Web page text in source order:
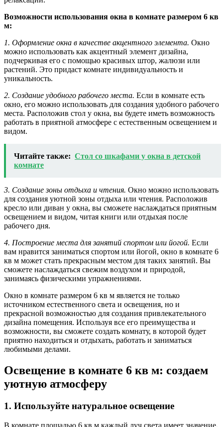
Возможности использования окна в комнате размером 6 кв
м:
1. Оформление окна в качестве акцентного элемента. Окно
можно использовать как акцентный элемент дизайна,
подчеркивая его с помощью красивых штор, жалюзи или
растений. Это придаст комнате индивидуальность и
уникальность.
2. Создание удобного рабочего места. Если в комнате есть
окно, его можно использовать для создания удобного рабочего
места. Расположив стол у окна, вы будете иметь возможность
работать в приятной атмосфере с естественным освещением и
видом.
Читайте также: Стол со шкафами у окна в детской
комнате
3. Создание зоны отдыха и чтения. Окно можно использовать
для создания уютной зоны отдыха или чтения. Расположив
кресло или диван у окна, вы сможете наслаждаться приятным
освещением и видом, читая книги или отдыхая после
рабочего дня.
4. Построение места для занятий спортом или йогой. Если
вам нравится заниматься спортом или йогой, окно в комнате 6
кв м может стать прекрасным местом для таких занятий. Вы
сможете наслаждаться свежим воздухом и природой,
занимаясь физическими упражнениями.
Окно в комнате размером 6 кв м является не только
источником естественного света и освещения, но и
прекрасной возможностью для создания привлекательного
дизайна помещения. Используя все его преимущества и
возможности, вы сможете создать комнату, в которой будет
приятно находиться и отдыхать, работать и заниматься
любимыми делами.
Освещение в комнате 6 кв м: создаем
уютную атмосферу
1. Используйте натуральное освещение
В комнате площадью 6 кв м каждый луч света имеет значение.